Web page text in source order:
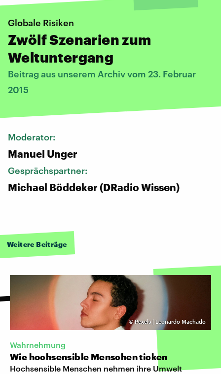
Globale Risiken
Zwölf Szenarien zum
Weltuntergang
Beitrag aus unserem Archiv vom 23. Februar
2015
Moderator:
Manuel Unger
Gesprächspartner:
Michael Böddeker (DRadio Wissen)
Weitere Beiträge
©Pexels | Leonardo Machado
Wahrnehmung
Wie hochsensible Menschen ticken
Hochsensible Menschen nehmen ihre Umwelt